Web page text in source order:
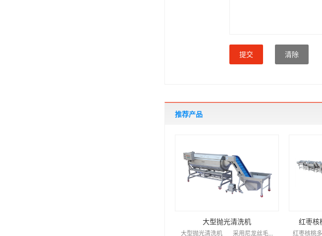
提交 清除
推荐产品
大型抛光清洗机
大型抛光清洗机 采用尼龙丝毛...
红枣核
红枣核桃